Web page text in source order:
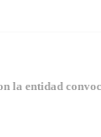
entidad